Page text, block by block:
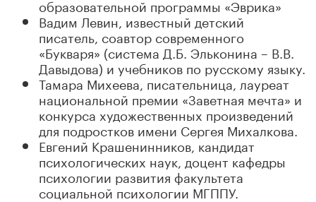
образовательной программы «Эврика»
Вадим Левин, известный детский
писатель, соавтор современного
«Букваря» (система Д.Б. Эльконина – В.В.
Давыдова) и учебников по русскому языку.
Тамара Михеева, писательница, лауреат
национальной премии «Заветная мечта» и
конкурса художественных произведений
для подростков имени Сергея Михалкова.
Евгений Крашенинников, кандидат
психологических наук, доцент кафедры
психологии развития факультета
социальной психологии МГППУ.